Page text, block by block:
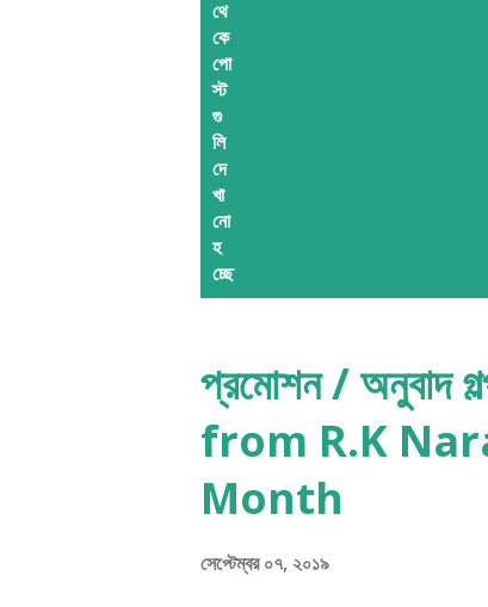
থে
কে
পো
স্ট
গু
লি
দে
খা
নো
হ
চ্ছে
প্রমোশন / অনুবাদ
from R.K
Month
সেপ্টেম্বর ০৭, ২০১৯